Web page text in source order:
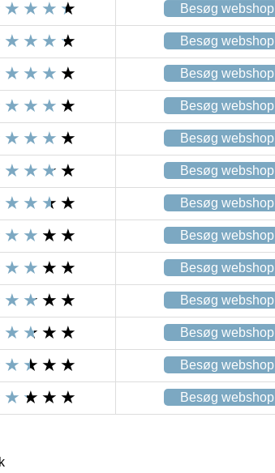
Besøg webshop
Besøg webshop
Besøg webshop
Besøg webshop
Besøg webshop
Besøg webshop
Besøg webshop
Besøg webshop
Besøg webshop
Besøg webshop
Besøg webshop
Besøg webshop
Besøg webshop